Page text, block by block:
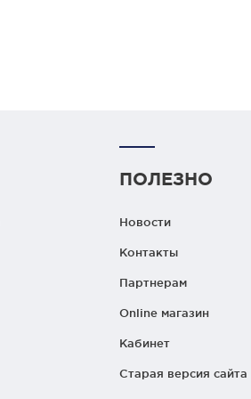
ПОЛЕЗНО
Новости
Контакты
Партнерам
Online магазин
Кабинет
Старая версия сайта